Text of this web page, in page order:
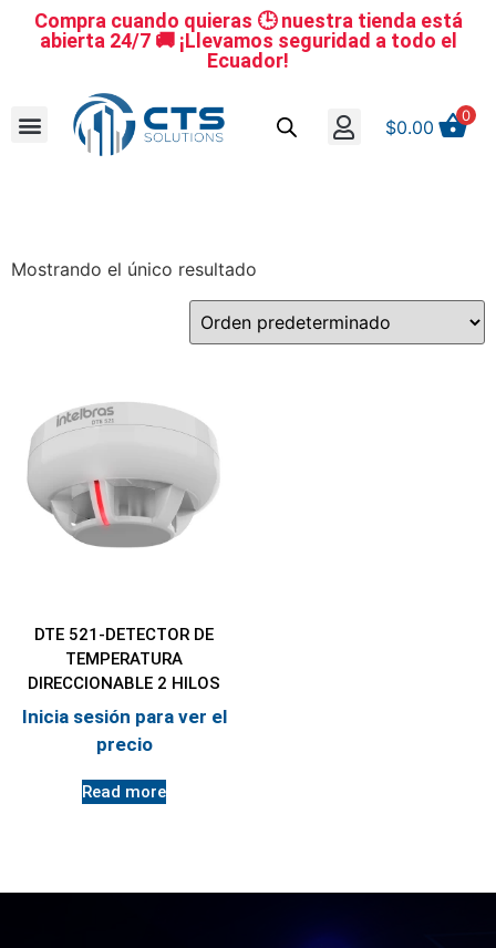
Compra cuando quieras 🕒 nuestra tienda está
abierta 24/7 🚚 ¡Llevamos seguridad a todo el
Ecuador!
$0.00
0
Mostrando el único resultado
DTE 521-DETECTOR DE
TEMPERATURA
DIRECCIONABLE 2 HILOS
Inicia sesión para ver el
precio
Read more